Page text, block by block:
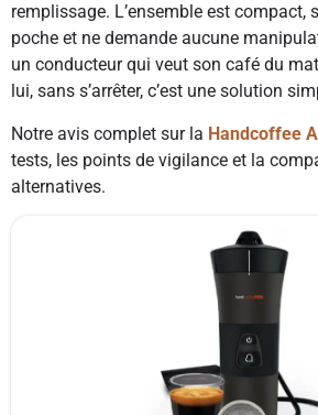
remplissage. L’ensemble est compact,
poche et ne demande aucune
un conducteur qui veut son café du
lui, sans s’arrêter, c’est une solution
Notre avis complet sur la Handcoffee
tests, les points de vigilance et la
alternatives.